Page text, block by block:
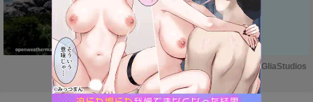
M
Powered by GliaStudios